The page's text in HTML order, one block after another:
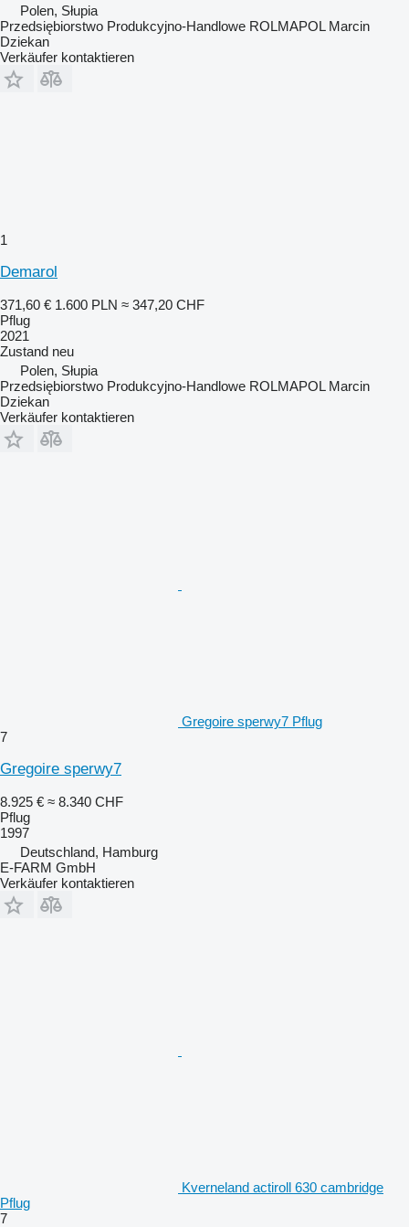
Polen, Słupia
Przedsiębiorstwo Produkcyjno-Handlowe ROLMAPOL Marcin
Dziekan
Verkäufer kontaktieren
1
Demarol
371,60 € 1.600 PLN ≈ 347,20 CHF
Pflug
2021
Zustand neu
Polen, Słupia
Przedsiębiorstwo Produkcyjno-Handlowe ROLMAPOL Marcin
Dziekan
Verkäufer kontaktieren
Gregoire sperwy7 Pflug
7
Gregoire sperwy7
8.925 € ≈ 8.340 CHF
Pflug
1997
Deutschland, Hamburg
E-FARM GmbH
Verkäufer kontaktieren
Kverneland actiroll 630 cambridge
Pflug
7